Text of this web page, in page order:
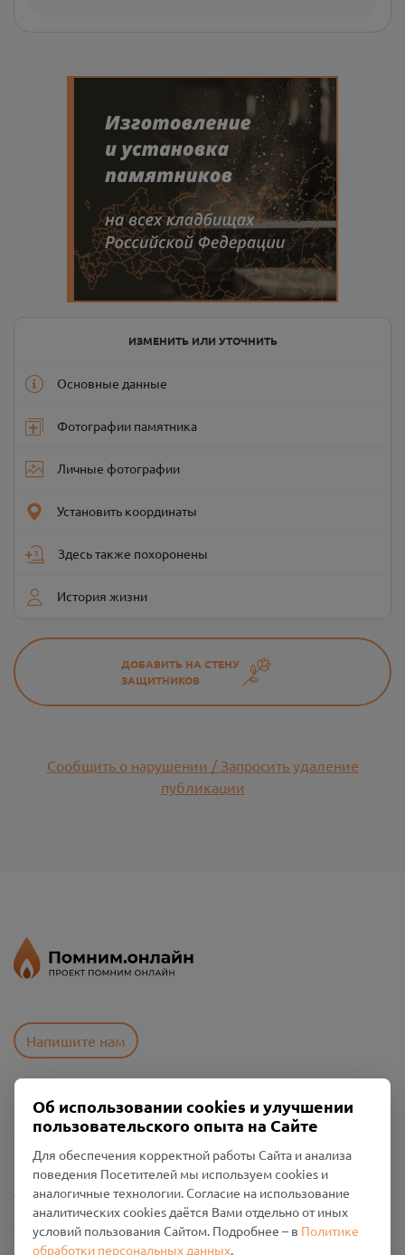
ИЗМЕНИТЬ ИЛИ УТОЧНИТЬ
Основные данные
Фотографии памятника
Личные фотографии
Установить координаты
Здесь также похоронены
История жизни
ДОБАВИТЬ НА СТЕНУ
ЗАЩИТНИКОВ
Сообщить о нарушении / Запросить удаление
публикации
Напишите нам
Пользовательское соглашение
Политика конфиденциальности
Промо-материалы
Настройки cookies
Общество с ограниченной ответственностью «Смоленский
Проект Помним»
Об использовании cookies и улучшении
пользовательского опыта на Сайте
Для обеспечения корректной работы Сайта и анализа
поведения Посетителей мы используем cookies и
аналогичные технологии. Согласие на использование
аналитических cookies даётся Вами отдельно от иных
условий пользования Сайтом. Подробнее – в Политике
обработки персональных данных.